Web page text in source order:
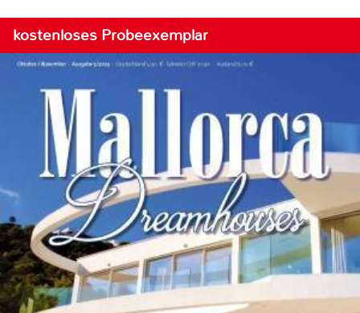
kostenloses Probeexemplar